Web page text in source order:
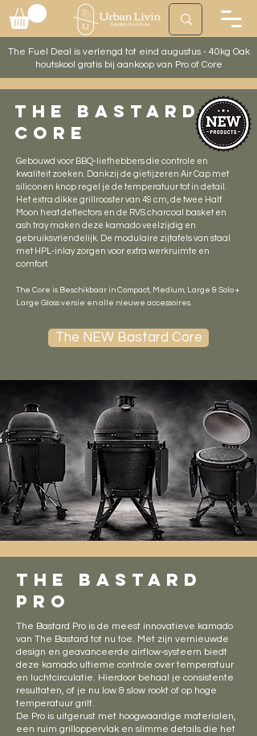
The Fuel Deal is verlengd tot eind augustus - 40kg Oak
houtskool gratis bij aankoop van Pro of Core
the bastard
core
Gebouwd voor BBQ-liefhebbers die controle en
kwaliteit zoeken. Dankzij de gietijzeren Air Cap met
siliconen knop regel je de temperatuur tot in detail.
Het extra dikke grillrooster van 49 cm, de twee Half
Moon heat deflectors en de RVS charcoal basket en
ash tray maken deze kamado veelzijdig en
gebruiksvriendelijk. De modulaire zijtafels van staal
met HPL-inlay zorgen voor extra werkruimte en
comfort.
The Core is Beschikbaar in Compact, Medium, Large & Solo +
Large Gloss versie en alle nieuwe accessoires.
The NEW Bastard Core
the bastard
PRO
The Bastard Pro is de meest innovatieve kamado
van The Bastard tot nu toe. Met zijn vernieuwde
design en geavanceerde airflow-systeem biedt
deze kamado ultieme controle over temperatuur
en luchtcirculatie. Hierdoor behaal je consistente
resultaten, of je nu low & slow rookt of op hoge
temperatuur grilt.
De Pro is uitgerust met hoogwaardige materialen,
een ruim grilloppervlak en slimme details die het